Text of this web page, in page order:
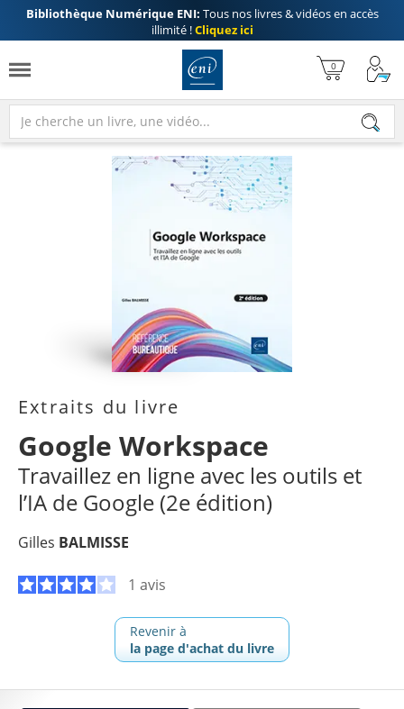
Bibliothèque Numérique ENI: Tous nos livres & vidéos en accès
illimité !Cliquez ici
Extraits du livre
Google Workspace
Travaillez en ligne avec les outils et
l’IA de Google (2e édition)
Gilles BALMISSE
1 avis
Revenir à
la page d'achat du livre